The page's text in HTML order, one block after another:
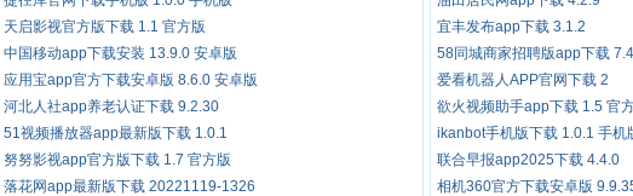
天启影视官方版下载 1.1 官方版
中国移动app下载安装 13.9.0 安卓版
应用宝app官方下载安卓版 8.6.0 安卓版
河北人社app养老认证下载 9.2.30
51视频播放器app最新版下载 1.0.1
努努影视app官方版下载 1.7 官方版
落花网app最新版下载 20221119-1326
宜丰发布app下载 3.1.2
58同城商家招聘版app下载
爱看机器人APP官网下载 2
欲火视频助手app下载 1.5 官
ikanbot手机版下载 1.0.1 手机
联合早报app2025下载 4.4.0
相机360官方下载安卓版